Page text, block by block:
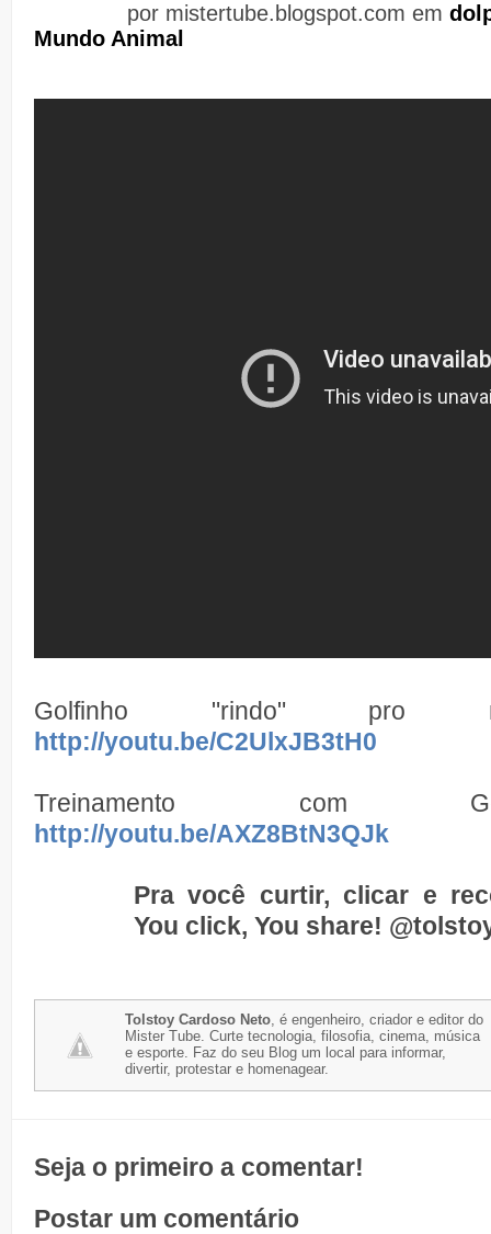
feira
,
por mistertube.blogspot.com em
Mundo Animal
Golfinho "rindo" pro
http://youtu.be/C2UlxJB3tH0
Treinamento com
http://youtu.be/AXZ8BtN3QJk
Pra você curtir, clicar e
You click, You share!
Tolstoy Cardoso Neto, é engenheiro, criador e editor do
Mister Tube. Curte tecnologia, filosofia, cinema, música
e esporte. Faz do seu Blog um local para informar,
divertir, protestar e homenagear.
Seja o primeiro a comentar!
Postar um comentário